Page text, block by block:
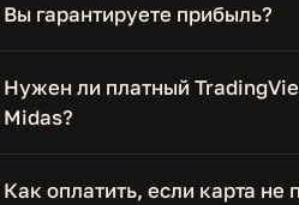
Вы гарантируете прибыль?
Нужен ли платный
Midas?
Как оплатить, если карта не